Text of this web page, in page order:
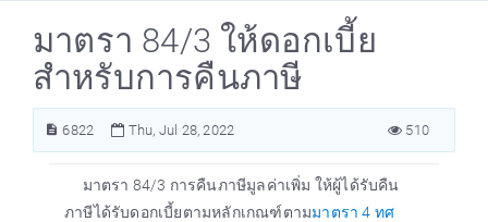
มาตรา 84/3 ให้ดอกเบี้ย
สำหรับการคืนภาษี
6822 Thu, Jul 28, 2022 510
มาตรา 84/3 การคืนภาษีมูลค่าเพิ่ม ให้ผู้ได้รับคืน
ภาษีได้รับดอกเบี้ยตามหลักเกณฑ์ตามมาตรา 4 ทศ